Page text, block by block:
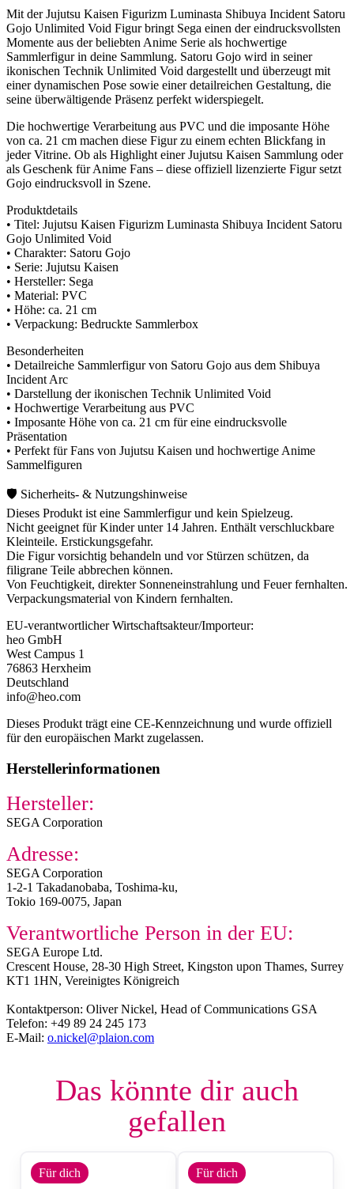
Mit der Jujutsu Kaisen Figurizm Luminasta Shibuya Incident Satoru
Gojo Unlimited Void Figur bringt Sega einen der eindrucksvollsten
Momente aus der beliebten Anime Serie als hochwertige
Sammlerfigur in deine Sammlung. Satoru Gojo wird in seiner
ikonischen Technik Unlimited Void dargestellt und überzeugt mit
einer dynamischen Pose sowie einer detailreichen Gestaltung, die
seine überwältigende Präsenz perfekt widerspiegelt.
Die hochwertige Verarbeitung aus PVC und die imposante Höhe
von ca. 21 cm machen diese Figur zu einem echten Blickfang in
jeder Vitrine. Ob als Highlight einer Jujutsu Kaisen Sammlung oder
als Geschenk für Anime Fans – diese offiziell lizenzierte Figur setzt
Gojo eindrucksvoll in Szene.
Produktdetails
• Titel: Jujutsu Kaisen Figurizm Luminasta Shibuya Incident Satoru
Gojo Unlimited Void
• Charakter: Satoru Gojo
• Serie: Jujutsu Kaisen
• Hersteller: Sega
• Material: PVC
• Höhe: ca. 21 cm
• Verpackung: Bedruckte Sammlerbox
Besonderheiten
• Detailreiche Sammlerfigur von Satoru Gojo aus dem Shibuya
Incident Arc
• Darstellung der ikonischen Technik Unlimited Void
• Hochwertige Verarbeitung aus PVC
• Imposante Höhe von ca. 21 cm für eine eindrucksvolle
Präsentation
• Perfekt für Fans von Jujutsu Kaisen und hochwertige Anime
Sammelfiguren
🛡️ Sicherheits- & Nutzungshinweise
Dieses Produkt ist eine Sammlerfigur und kein Spielzeug.
Nicht geeignet für Kinder unter 14 Jahren. Enthält verschluckbare
Kleinteile. Erstickungsgefahr.
Die Figur vorsichtig behandeln und vor Stürzen schützen, da
filigrane Teile abbrechen können.
Von Feuchtigkeit, direkter Sonneneinstrahlung und Feuer fernhalten.
Verpackungsmaterial von Kindern fernhalten.
EU-verantwortlicher Wirtschaftsakteur/Importeur:
heo GmbH
West Campus 1
76863 Herxheim
Deutschland
info@heo.com
Dieses Produkt trägt eine CE-Kennzeichnung und wurde offiziell
für den europäischen Markt zugelassen.
Herstellerinformationen
Hersteller:
SEGA Corporation
Adresse:
SEGA Corporation
1-2-1 Takadanobaba, Toshima-ku,
Tokio 169-0075, Japan
Verantwortliche Person in der EU:
SEGA Europe Ltd.​
Crescent House, 28-30 High Street, Kingston upon Thames, Surrey
KT1 1HN, Vereinigtes Königreich
Kontaktperson: Oliver Nickel, Head of Communications GSA​
Telefon: +49 89 24 245 173​
E-Mail: o.nickel@plaion.com
Das könnte dir auch
gefallen
Für dich Für dich